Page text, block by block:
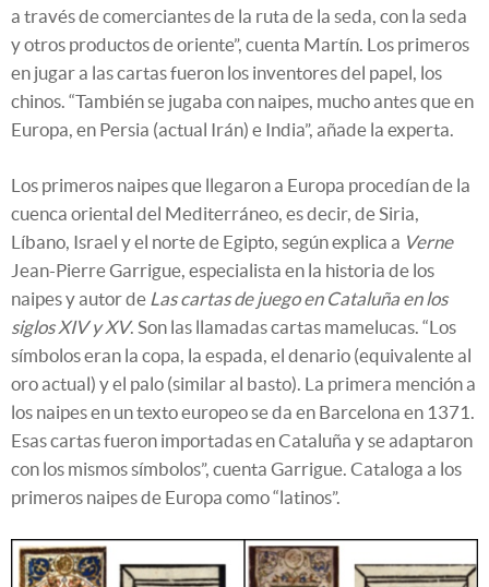
a través de comerciantes de la ruta de la seda, con la seda
y otros productos de oriente”, cuenta Martín. Los primeros
en jugar a las cartas fueron los inventores del papel, los
chinos. “También se jugaba con naipes, mucho antes que en
Europa, en Persia (actual Irán) e India”, añade la experta.
Los primeros naipes que llegaron a Europa procedían de la
cuenca oriental del Mediterráneo, es decir, de Siria,
Líbano, Israel y el norte de Egipto, según explica a Verne
Jean-Pierre Garrigue, especialista en la historia de los
naipes y autor de Las cartas de juego en Cataluña en los
siglos XIV y XV. Son las llamadas cartas mamelucas. “Los
símbolos eran la copa, la espada, el denario (equivalente al
oro actual) y el palo (similar al basto). La primera mención a
los naipes en un texto europeo se da en Barcelona en 1371.
Esas cartas fueron importadas en Cataluña y se adaptaron
con los mismos símbolos”, cuenta Garrigue. Cataloga a los
primeros naipes de Europa como “latinos”.